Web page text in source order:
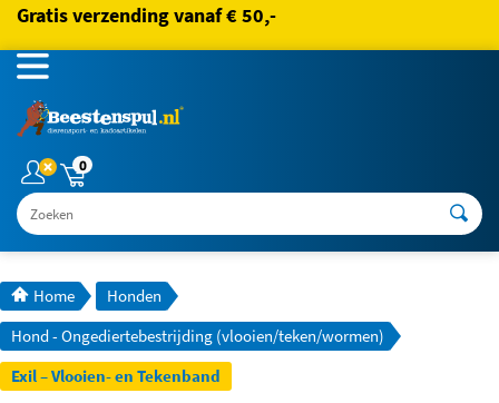
Gratis verzending vanaf € 50,-
0
Zoeken
Home
Honden
Hond - Ongediertebestrijding (vlooien/teken/wormen)
Exil – Vlooien- en Tekenband